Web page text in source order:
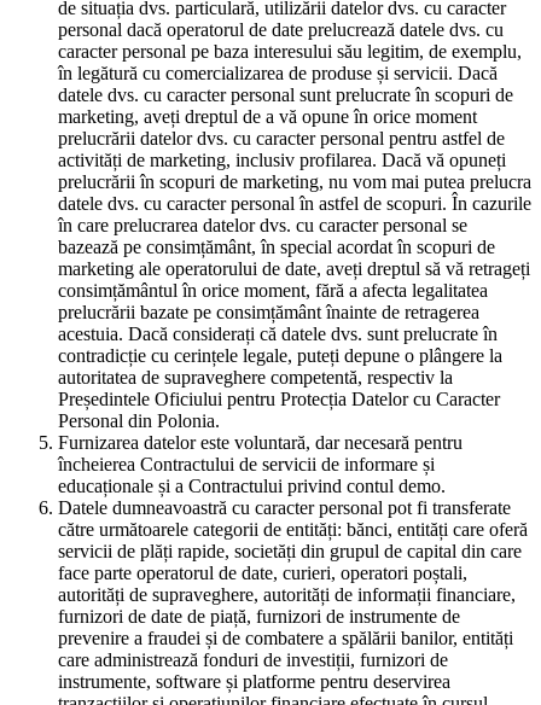
de situația dvs. particulară, utilizării datelor dvs. cu caracter
personal dacă operatorul de date prelucrează datele dvs. cu
caracter personal pe baza interesului său legitim, de exemplu,
în legătură cu comercializarea de produse și servicii. Dacă
datele dvs. cu caracter personal sunt prelucrate în scopuri de
marketing, aveți dreptul de a vă opune în orice moment
prelucrării datelor dvs. cu caracter personal pentru astfel de
activități de marketing, inclusiv profilarea. Dacă vă opuneți
prelucrării în scopuri de marketing, nu vom mai putea prelucra
datele dvs. cu caracter personal în astfel de scopuri. În cazurile
în care prelucrarea datelor dvs. cu caracter personal se
bazează pe consimțământ, în special acordat în scopuri de
marketing ale operatorului de date, aveți dreptul să vă retrageți
consimțământul în orice moment, fără a afecta legalitatea
prelucrării bazate pe consimțământ înainte de retragerea
acestuia. Dacă considerați că datele dvs. sunt prelucrate în
contradicție cu cerințele legale, puteți depune o plângere la
autoritatea de supraveghere competentă, respectiv la
Președintele Oficiului pentru Protecția Datelor cu Caracter
Personal din Polonia.
Furnizarea datelor este voluntară, dar necesară pentru
încheierea Contractului de servicii de informare și
educaționale și a Contractului privind contul demo.
Datele dumneavoastră cu caracter personal pot fi transferate
către următoarele categorii de entități: bănci, entități care oferă
servicii de plăți rapide, societăți din grupul de capital din care
face parte operatorul de date, curieri, operatori poștali,
autorități de supraveghere, autorități de informații financiare,
furnizori de date de piață, furnizori de instrumente de
prevenire a fraudei și de combatere a spălării banilor, entități
care administrează fonduri de investiții, furnizori de
instrumente, software și platforme pentru deservirea